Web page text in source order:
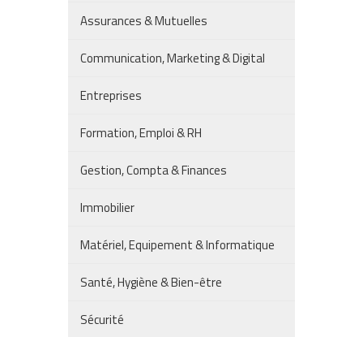
Assurances & Mutuelles
Communication, Marketing & Digital
Entreprises
Formation, Emploi & RH
Gestion, Compta & Finances
Immobilier
Matériel, Equipement & Informatique
Santé, Hygiène & Bien-être
Sécurité